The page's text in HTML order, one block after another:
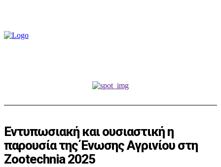
Εντυπωσιακή και ουσιαστική η
παρουσία της Ένωσης Αγρινίου στη
Zootechnia 2025